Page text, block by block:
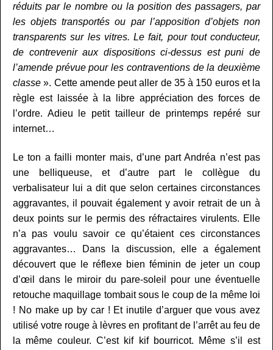
réduits par le nombre ou la position des passagers, par
les objets transportés ou par l’apposition d’objets non
transparents sur les vitres. Le fait, pour tout conducteur,
de contrevenir aux dispositions ci-dessus est puni de
l’amende prévue pour les contraventions de la deuxième
classe ». Cette amende peut aller de 35 à 150 euros et la
règle est laissée à la libre appréciation des forces de
l’ordre. Adieu le petit tailleur de printemps repéré sur
internet…
Le ton a failli monter mais, d’une part Andréa n’est pas
une belliqueuse, et d’autre part le collègue du
verbalisateur lui a dit que selon certaines circonstances
aggravantes, il pouvait également y avoir retrait de un à
deux points sur le permis des réfractaires virulents. Elle
n’a pas voulu savoir ce qu’étaient ces circonstances
aggravantes… Dans la discussion, elle a également
découvert que le réflexe bien féminin de jeter un coup
d’œil dans le miroir du pare-soleil pour une éventuelle
retouche maquillage tombait sous le coup de la même loi
! No make up by car ! Et inutile d’arguer que vous avez
utilisé votre rouge à lèvres en profitant de l’arrêt au feu de
la même couleur. C’est kif kif bourricot. Même s’il est